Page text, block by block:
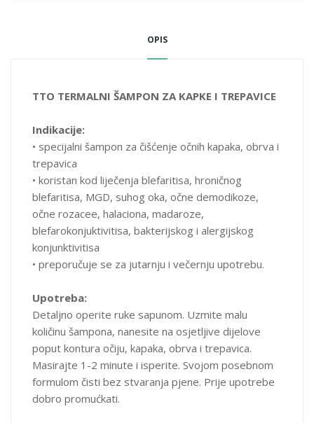
kamilice, kokamidopropil betain, polisorbat-20, fenoksie-tanol,
OPIS
TTO TERMALNI ŠAMPON ZA KAPKE I TREPAVICE
Indikacije:
• specijalni šampon za čišćenje očnih kapaka, obrva i
trepavica
• koristan kod liječenja blefaritisa, hroničnog
blefaritisa, MGD, suhog oka, očne demodikoze,
očne rozacee, halaciona, madaroze,
blefarokonjuktivitisa, bakterijskog i alergijskog
konjunktivitisa
• preporučuje se za jutarnju i večernju upotrebu.
Upotreba:
Detaljno operite ruke sapunom. Uzmite malu
količinu šampona, nanesite na osjetljive dijelove
poput kontura očiju, kapaka, obrva i trepavica.
Masirajte 1-2 minute i isperite. Svojom posebnom
formulom čisti bez stvaranja pjene. Prije upotrebe
dobro promućkati.